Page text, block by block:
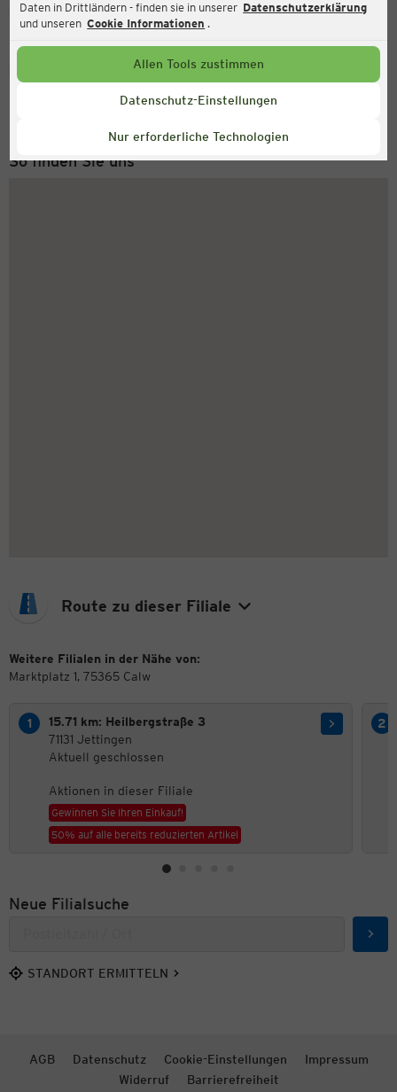
Daten in Drittländern - finden sie in unserer Datenschutzerklärung
und unseren Cookie Informationen .
Allen Tools zustimmen
Datenschutz-Einstellungen
Nur erforderliche Technologien
Aktuell:
Geschlossen
Service Hotline
+49 (0) 2546 / 98 999 98
So finden Sie uns
Route zu dieser Filiale
Weitere Filialen in der Nähe von:
Marktplatz 1, 75365 Calw
15.71 km: Heilbergstraße 3
71131 Jettingen
Aktuell geschlossen
Aktionen in dieser Filiale
Gewinnen Sie Ihren Einkauf!
50% auf alle bereits reduzierten Artikel
Neue Filialsuche
STANDORT ERMITTELN
AGB Datenschutz Cookie-Einstellungen
Impressum
Widerruf
Barrierefreiheit